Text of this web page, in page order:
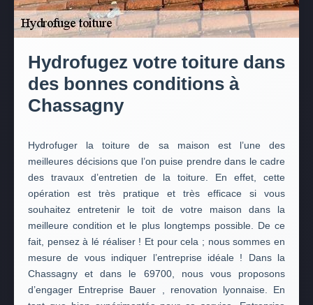
Hydrofugez votre toiture dans
des bonnes conditions à
Chassagny
Hydrofuger la toiture de sa maison est l’une des
meilleures décisions que l’on puise prendre dans le cadre
des travaux d’entretien de la toiture. En effet, cette
opération est très pratique et très efficace si vous
souhaitez entretenir le toit de votre maison dans la
meilleure condition et le plus longtemps possible. De ce
fait, pensez à lé réaliser ! Et pour cela ; nous sommes en
mesure de vous indiquer l’entreprise idéale ! Dans la
Chassagny et dans le 69700, nous vous proposons
d’engager Entreprise Bauer , renovation lyonnaise. En